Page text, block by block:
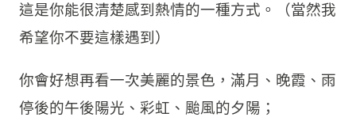
這是你能很清楚感到熱情的一種方式。（當然我
希望你不要這樣遇到）
你會好想再看一次美麗的景色，滿月、晚霞、雨
停後的午後陽光、彩虹、颱風的夕陽；